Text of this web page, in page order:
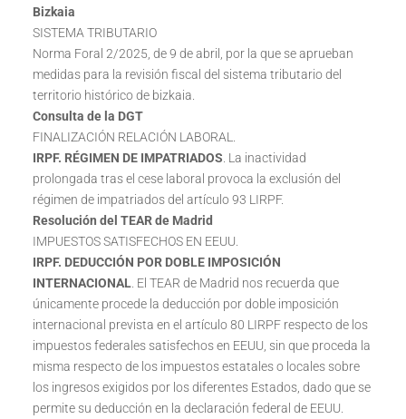
Bizkaia
SISTEMA TRIBUTARIO
Norma Foral 2/2025, de 9 de abril, por la que se aprueban
medidas para la revisión fiscal del sistema tributario del
territorio histórico de bizkaia.
Consulta de la DGT
FINALIZACIÓN RELACIÓN LABORAL.
IRPF. RÉGIMEN DE IMPATRIADOS . La inactividad
prolongada tras el cese laboral provoca la exclusión del
régimen de impatriados del artículo 93 LIRPF.
Resolución del TEAR de Madrid
IMPUESTOS SATISFECHOS EN EEUU.
IRPF. DEDUCCIÓN POR DOBLE IMPOSICIÓN
INTERNACIONAL. El TEAR de Madrid nos recuerda que
únicamente procede la deducción por doble imposición
internacional prevista en el artículo 80 LIRPF respecto de los
impuestos federales satisfechos en EEUU, sin que proceda la
misma respecto de los impuestos estatales o locales sobre
los ingresos exigidos por los diferentes Estados, dado que se
permite su deducción en la declaración federal de EEUU.